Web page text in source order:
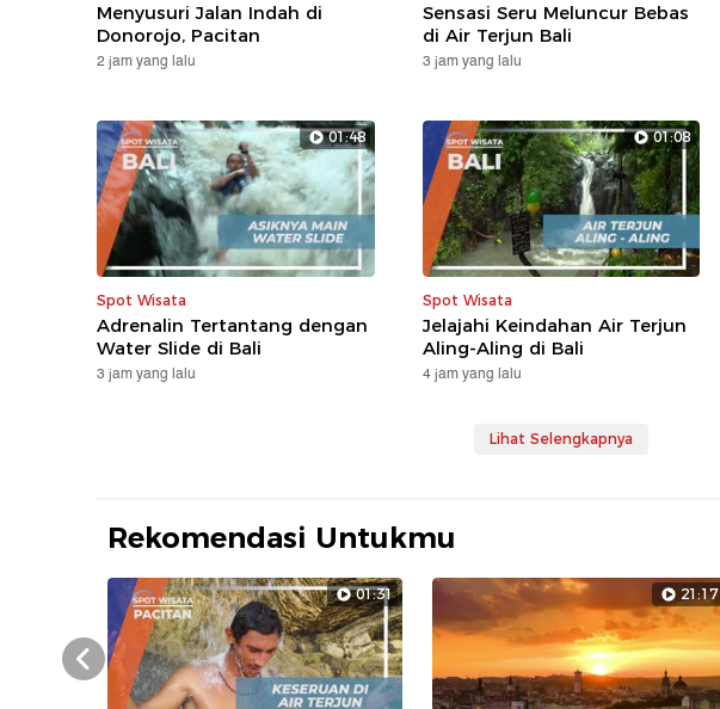
Menyusuri Jalan Indah di
Donorojo, Pacitan
2 jam yang lalu
Sensasi Seru Meluncur Bebas
di Air Terjun Bali
3 jam yang lalu
01:48
Spot Wisata
Adrenalin Tertantang dengan
Water Slide di Bali
3 jam yang lalu
01:08
Spot Wisata
Jelajahi Keindahan Air Terjun
Aling-Aling di Bali
4 jam yang lalu
Lihat Selengkapnya
Rekomendasi Untukmu
01:31 21:17
Prev